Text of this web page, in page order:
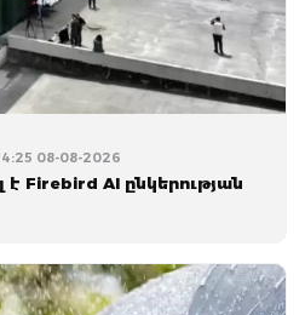
08-08-2026
Firebird AI ընկերության